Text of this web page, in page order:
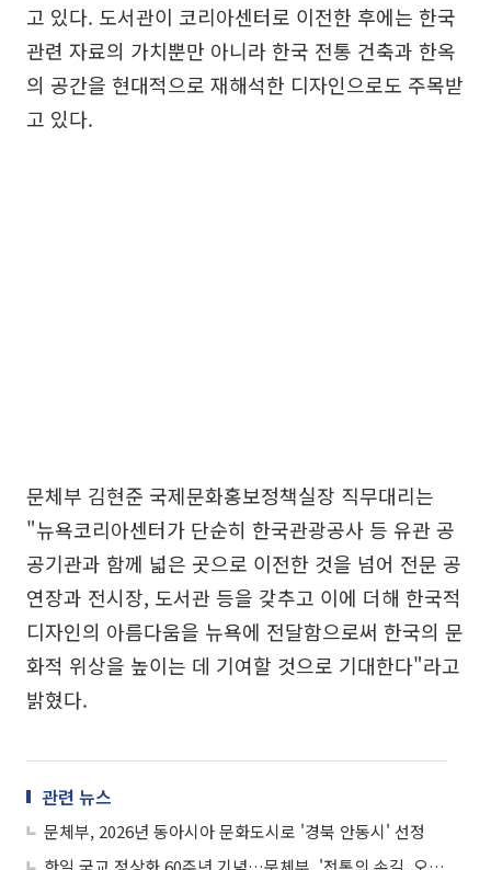
고 있다. 도서관이 코리아센터로 이전한 후에는 한국
관련 자료의 가치뿐만 아니라 한국 전통 건축과 한옥
의 공간을 현대적으로 재해석한 디자인으로도 주목받
고 있다.
문체부 김현준 국제문화홍보정책실장 직무대리는
"뉴욕코리아센터가 단순히 한국관광공사 등 유관 공
공기관과 함께 넓은 곳으로 이전한 것을 넘어 전문 공
연장과 전시장, 도서관 등을 갖추고 이에 더해 한국적
디자인의 아름다움을 뉴욕에 전달함으로써 한국의 문
화적 위상을 높이는 데 기여할 것으로 기대한다"라고
밝혔다.
관련 뉴스
문체부, 2026년 동아시아 문화도시로 '경북 안동시' 선정